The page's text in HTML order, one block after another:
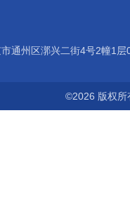
通州区漷兴二街4号2幢1层
©2026 版权所